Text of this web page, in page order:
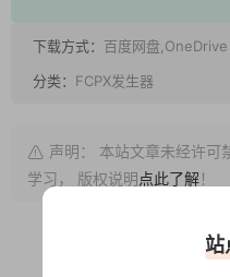
下载方式： 百度网盘,OneDrive
分类： FCPX发生器
声明： 本站文章未经许可
学习， 版权说明点此了解！
站